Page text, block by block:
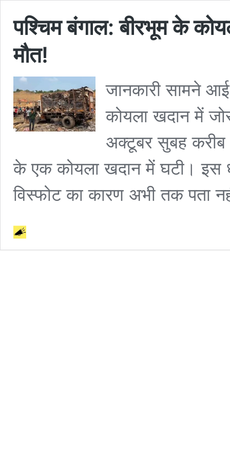
पश्चिम बंगाल: बीरभूम के
मौत!
जानकारी सामने
कोयला खदान में
अक्टूबर सुबह
के एक कोयला खदान में घटी। इस
विस्फोट का कारण अभी तक पता